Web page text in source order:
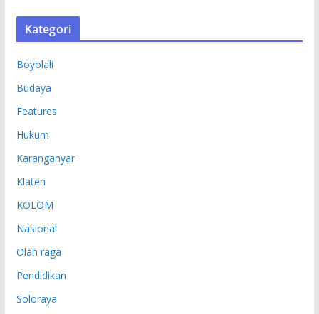
S
Kategori
Boyolali
Budaya
Features
Hukum
Karanganyar
Klaten
KOLOM
Nasional
Olah raga
Pendidikan
Soloraya